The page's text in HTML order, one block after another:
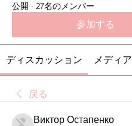
公開 · 27名のメンバー
参加する
ディスカッション メディア
戻る
Виктор Остапенко